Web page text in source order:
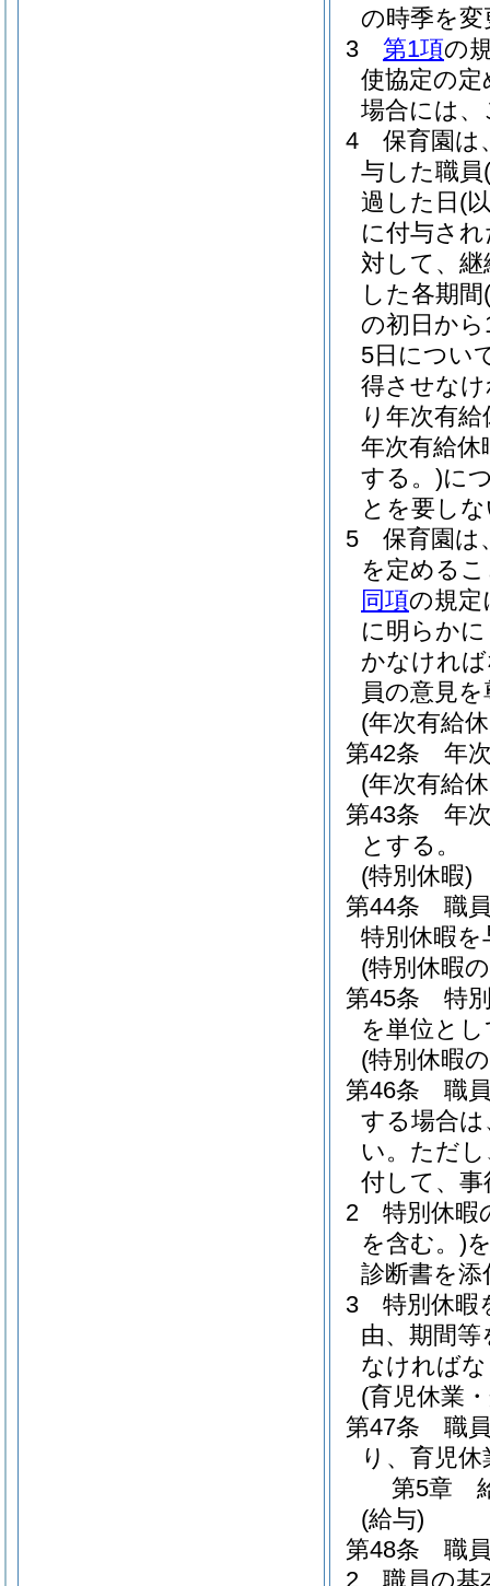
の時季を
3
第1項の
使協定の
場合には
4
保育園は
与した職員
過した日 (
に付与さ
対して、
した各期間
の初日か
5日につい
得させな
り年次有
年次有給休
する。)に
とを要し
5
保育園は
を定める
同項の規定
に明らか
かなけれ
員の意見
(年次有給
第42条
年
(年次有給
第43条
年
とする。
(特別休暇)
第44条
職
特別休暇を
(特別休暇
第45条
特
を単位と
(特別休暇
第46条
職
する場合
い。 ただ
付して、
2
特別休暇
を含む。)
診断書を
3
特別休暇
由、期間
なければ
(育児休業
第47条
職
り、育児
第5章
(給与)
第48条
職
2
職員の基